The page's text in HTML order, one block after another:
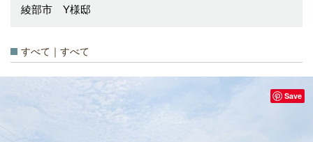
綾部市 Y様邸
すべて｜すべて
Save